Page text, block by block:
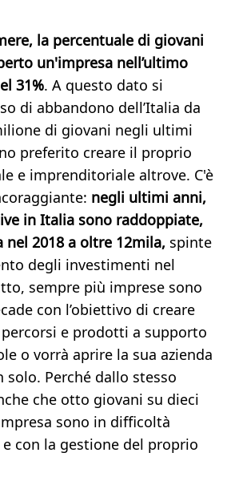
la percentuale di giovani
un'impresa nell’ultimo
31%. A questo dato si
di abbandono dell’Italia da
di giovani negli ultimi
preferito creare il proprio
e imprenditoriale altrove. C'è
negli ultimi anni,
in Italia sono raddoppiate,
nel 2018 a oltre 12mila, spinte
degli investimenti nel
sempre più imprese sono
con l’obiettivo di creare
e prodotti a supporto
o vorrà aprire la sua azienda
Perché dallo stesso
che otto giovani su dieci
sono in difficoltà
e con la gestione del proprio